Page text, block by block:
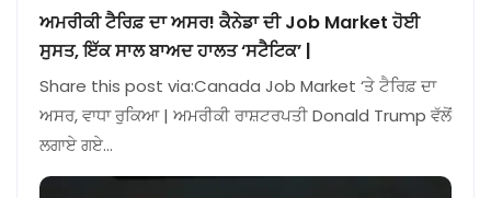
ਅਮਰੀਕੀ ਟੈਰਿਫ਼ ਦਾ ਅਸਰ! ਕੈਨੇਡਾ ਦੀ Job Market ਹੋਈ
ਸੁਸਤ, ਇੱਕ ਸਾਲ ਬਾਅਦ ਹਾਲਤ ‘ਸਟੈਟਿਕ’ |
Share this post via:Canada Job Market ‘ਤੇ ਟੈਰਿਫ਼ ਦਾ
ਅਸਰ, ਵਾਧਾ ਰੁਕਿਆ | ਅਮਰੀਕੀ ਰਾਸ਼ਟਰਪਤੀ Donald Trump ਵੱਲੋਂ
ਲਗਾਏ ਗਏ…